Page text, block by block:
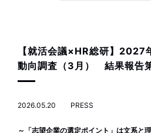
【就活会議×HR総研】2027
動向調査（3月） 結果報告
2026.05.20 PRESS
～「志望企業の選定ポイント」は文系と